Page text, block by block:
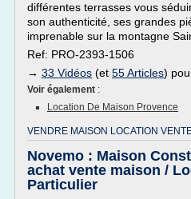
différentes terrasses vous
son authenticité, ses grandes
imprenable sur la montagne
Ref: PRO-2393-1506
→ 33 Vidéos (et 55 Articles)
Voir également :
Location De Maison Provence
VENDRE MAISON LOCATION
Novemo : Maison
achat vente maison /
Particulier